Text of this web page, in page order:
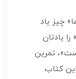
چیز یاد
یادتان
تمرین
کتاب